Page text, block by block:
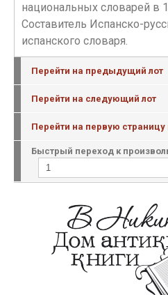
национальных словарей в
Составитель Испанско-
испанского словаря.
Перейти на предыдущий лот
Перейти на следующий лот
Перейти на первую страницу
Быстрый переход к